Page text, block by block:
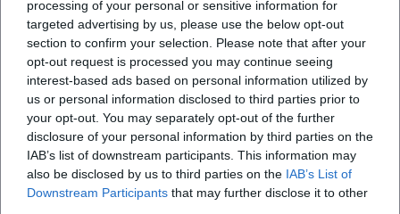
processing of your personal or sensitive information for
targeted advertising by us, please use the below opt-out
section to confirm your selection. Please note that after your
opt-out request is processed you may continue seeing
interest-based ads based on personal information utilized by
us or personal information disclosed to third parties prior to
your opt-out. You may separately opt-out of the further
disclosure of your personal information by third parties on the
IAB’s list of downstream participants. This information may
also be disclosed by us to third parties on the IAB’s List of
Downstream Participants that may further disclose it to other
Säule ihres Verständnisses von Künstlersein: Ehrlichkeit,
Nähe und die gemeinsame Kraft der Musik. Ihre Auftritte
seitdem transportieren eine zusätzliche Tiefe – ein Mix aus
Professionalität, Lebensfreude und Souveränität, der ihre
Shows zu berührenden Erlebnissen macht.
Diskographie im Überblick: Eckpfeiler, Charts, Repertoire
Essenzielle Alben wie „Servus, Nicki“ (1985), „Kleine Wunder“
(1987) und „Radio Bavaria“ (1988) definieren Nickis
Signature-Sound. „Kleine Wunder“ wurde ein Meilenstein
ihres Katalogs, während „Radio Bavaria“ den